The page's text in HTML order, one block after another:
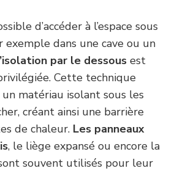
d’accéder à l’espace sous
exemple dans une cave ou un
par le dessous est
Cette technique
matériau isolant sous les
créant ainsi une barrière
de chaleur. Les panneaux
, le liège expansé ou encore la
souvent utilisés pour leur